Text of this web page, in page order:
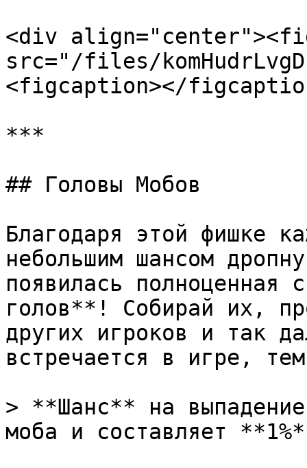
<div
src="/files/
<figcaption></
***
## Головы Мобов
Благодаря этой фишке
небольшим шансом
появилась полноценная
голов**! Собирай их,
других игроков и так
встречается в игре,
> **Шанс** на
моба и составляет